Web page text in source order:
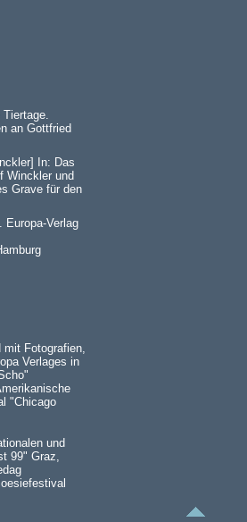
an Gottfried
In: Das
Winckler und
Grave für den
Verlag
mit Fotografien,
Verlages in
"Chicago
und
99" Graz,